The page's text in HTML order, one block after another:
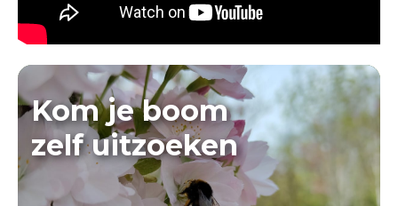
Kom je boom
zelf uitzoeken